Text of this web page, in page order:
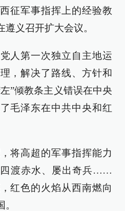
征军事指挥上的经验教
义召开扩大会议。
人第一次独立自主地运
，解决了路线、方针和
”倾教条主义错误在中央
毛泽东在中共中央和红
将高超的军事指挥能力
渡赤水、屡出奇兵……
红色的火焰从西南燃向